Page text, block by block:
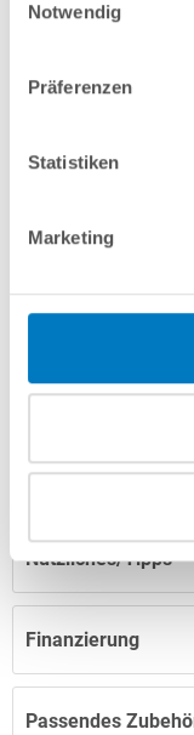
Notwendig
Präferenzen
Statistiken
Marketing
Fragen?
Finanzierung
Herstellerangaben
Anleitungen/
Hinweise zum
Nützliches/Tipps
Passendes